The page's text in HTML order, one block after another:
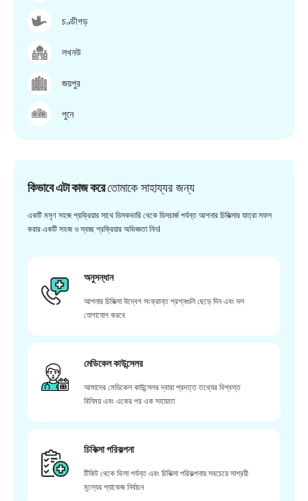
চণ্ডীগড়
লখনউ
জয়পুর
পুনে
কিভাবে এটা কাজ করেতোমাকে সাহায্যর জন্য
একটি মসৃণ সহজ প্রক্রিয়ার সাথে ডিসকভারি থেকে ডিসচার্জ পর্যন্ত আপনার চিকিত্সার যাত্রা সফল
করার একটি সহজ ও স্বচ্ছ প্রক্রিয়ার অভিজ্ঞতা নিন।
অনুসন্ধান
আপনার চিকিত্সা উদ্বেগ সংক্রান্ত প্রশ্নগুলি ছেড়ে দিন এবং দল
যোগাযোগ করবে
মেডিকেল কাউন্সেলর
আমাদের মেডিকেল কাউন্সেলর দ্বারা প্রদত্ত তথ্যের বিশ্বস্ত
বিনিময় এবং একের পর এক সহায়তা
চিকিত্সা পরিকল্পনা
টিকিট থেকে ভিসা পর্যন্ত এবং চিকিত্সা পরিকল্পনায় সবচেয়ে সাশ্রয়ী
মূল্যের প্যাকেজ নির্বাচন